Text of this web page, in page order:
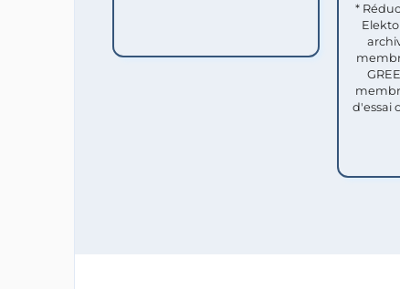
*
d'essai